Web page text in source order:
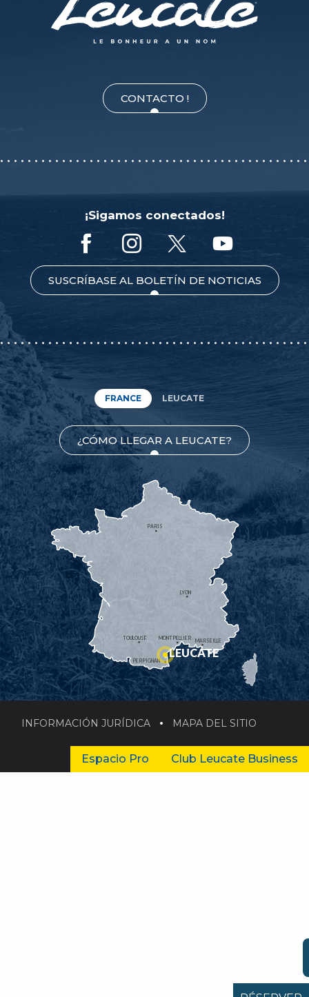
CONTACTO !
¡Sigamos conectados!
SUSCRÍBASE AL BOLETÍN DE NOTICIAS
FRANCE LEUCATE
¿CÓMO LLEGAR A LEUCATE?
MONTPELLIER
PERPIGNAN
MARSEILLE
TOULOUSE
LYON
PARIS
LEUCATE
INFORMACIÓN JURÍDICA MAPA DEL SITIO
Espacio Pro Club Leucate Business